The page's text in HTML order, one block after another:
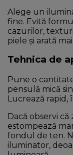
Alege un
fine. Evită
cazurilor,
piele și arată
Tehnica de
Pune o
pensulă mică
Lucrează rapid,
Dacă observi
estompează
fondul de ten.
iluminator,